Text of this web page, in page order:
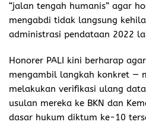
“jalan tengah humanis” agar
mengabdi tidak langsung
administrasi pendataan 2022
Honorer PALI kini berharap
mengambil langkah konkret —
melakukan verifikasi ulang
usulan mereka ke BKN dan
dasar hukum diktum ke-10